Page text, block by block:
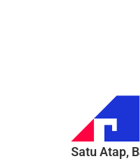
Satu Atap,